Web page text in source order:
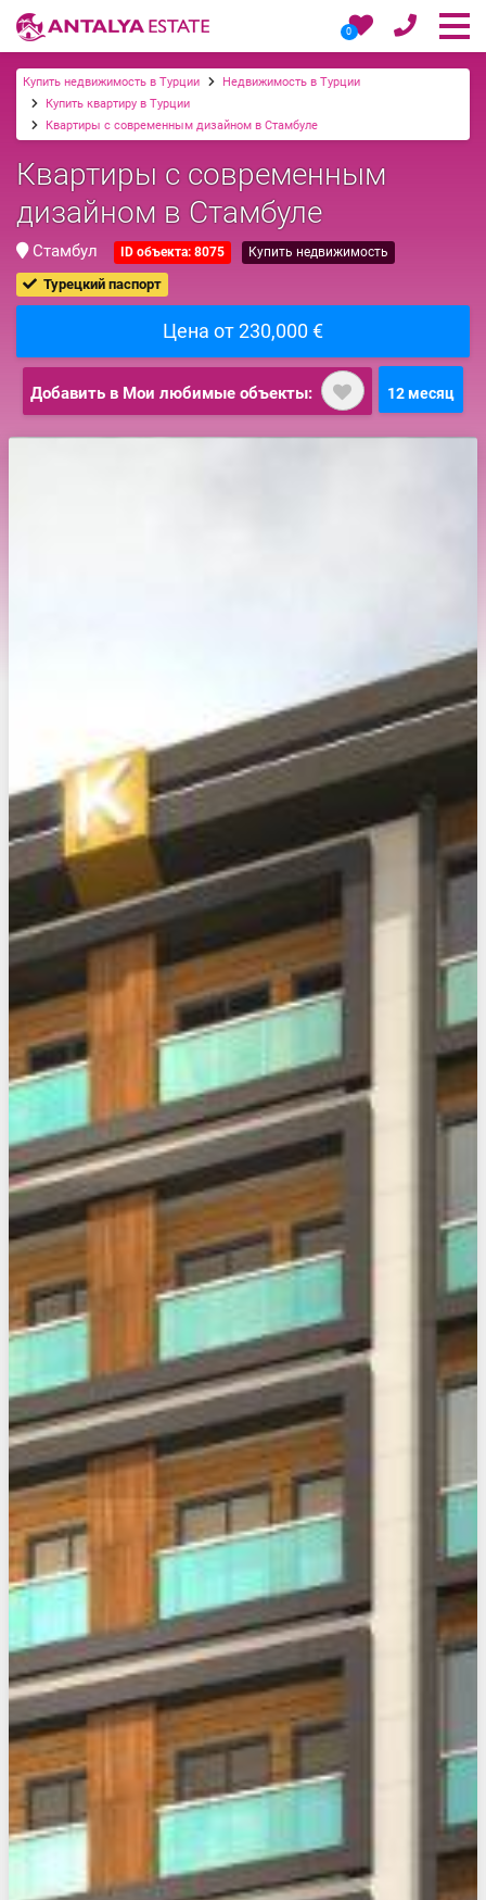
0
Купить недвижимость в Турции
Недвижимость в Турции
Купить квартиру в Турции
Квартиры с современным дизайном в Стамбуле
Квартиры с современным
дизайном в Стамбуле
Стамбул ID объекта: 8075 Купить недвижимость
Турецкий паспорт
Цена от 230,000 €
Добавить в Мои любимые объекты: 12 месяц